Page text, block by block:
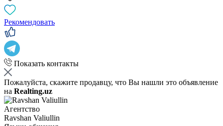
Рекомендовать
Показать контакты
Пожалуйста, скажите продавцу, что Вы нашли это объявление
на Realting.uz
Агентство
Ravshan Valiullin